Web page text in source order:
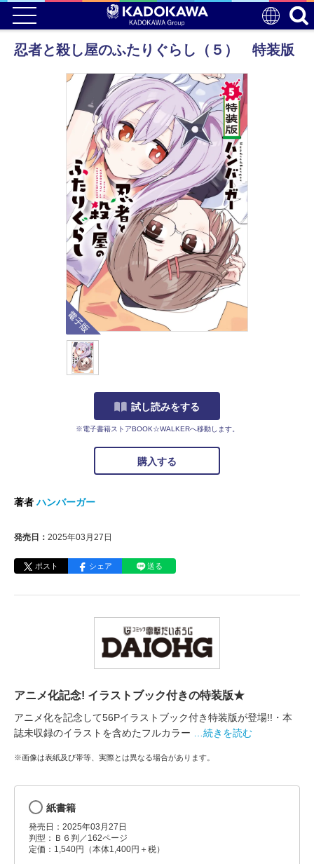
忍者と殺し屋のふたりぐらし（５） 特装版
電子版
試し読みをする
※電子書籍ストアBOOK☆WALKERへ移動します。
購入する
著者ハンバーガー
発売日： 2025年03月27日
ポスト シェア 送る
アニメ化記念! イラストブック付きの特装版★
アニメ化を記念して56Pイラストブック付き特装版が登場!!・本
誌未収録のイラストを含めたフルカラー
…続きを読む
※画像は表紙及び帯等、実際とは異なる場合があります。
紙書籍
発売日：2025年03月27日
判型：Ｂ６判／162ページ
定価：1,540円（本体1,400円＋税）